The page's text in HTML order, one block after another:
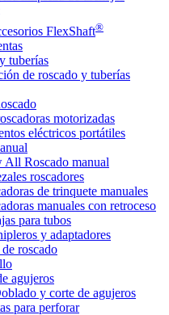
FlexShaft®
tuberías
de roscado y tuberías
motorizadas
eléctricos portátiles
All Roscado manual
roscadores
de trinquete manuales
manuales con retroceso
para tubos
y adaptadores
roscado
agujeros
y corte de agujeros
para perforar